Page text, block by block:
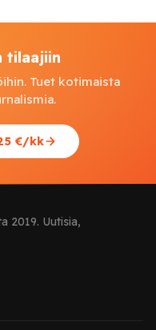
[…]
tilaajiin
Tuet kotimaista
€/kk
2019. Uutisia,